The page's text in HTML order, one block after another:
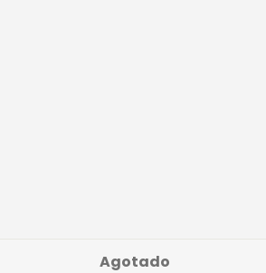
Agotado